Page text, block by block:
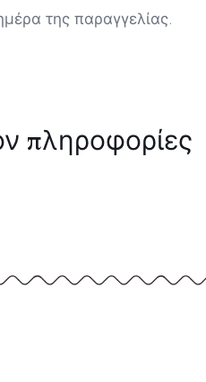
της παραγγελίας.
πληροφορίες